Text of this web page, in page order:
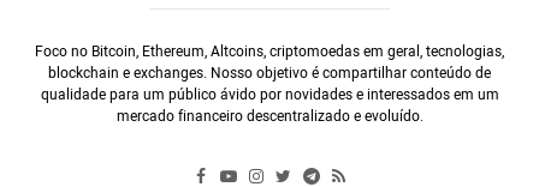
Foco no Bitcoin, Ethereum, Altcoins, criptomoedas em geral, tecnologias,
blockchain e exchanges. Nosso objetivo é compartilhar conteúdo de
qualidade para um público ávido por novidades e interessados em um
mercado financeiro descentralizado e evoluído.